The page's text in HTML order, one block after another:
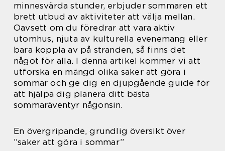
minnesvärda stunder, erbjuder sommaren ett
brett utbud av aktiviteter att välja mellan.
Oavsett om du föredrar att vara aktiv
utomhus, njuta av kulturella evenemang eller
bara koppla av på stranden, så finns det
något för alla. I denna artikel kommer vi att
utforska en mängd olika saker att göra i
sommar och ge dig en djupgående guide för
att hjälpa dig planera ditt bästa
sommaräventyr någonsin.
En övergripande, grundlig översikt över
”saker att göra i sommar”